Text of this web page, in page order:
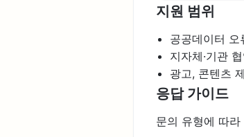
지원 범위
공공데이터 오
지자체·기관
광고, 콘텐츠
응답 가이드
문의 유형에 따